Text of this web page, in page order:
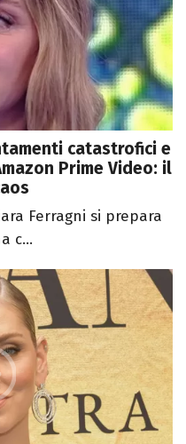
catastrofici e
Prime Video: il
Ferragni si prepara
c...